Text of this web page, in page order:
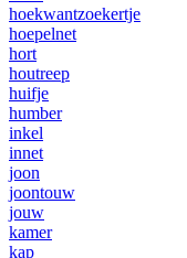
hoekwantzoekertje
hoepelnet
hort
houtreep
huifje
humber
inkel
innet
joon
joontouw
jouw
kamer
kap